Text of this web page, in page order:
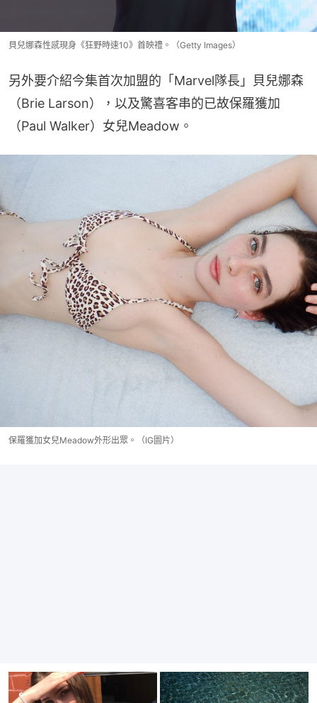
貝兒娜森性感現身《狂野時速10》首映禮。（Getty Images）
另外要介紹今集首次加盟的「Marvel隊長」貝兒娜森
（Brie Larson），以及驚喜客串的已故保羅獲加
（Paul Walker）女兒Meadow。
保羅獲加女兒Meadow外形出眾。（IG圖片）